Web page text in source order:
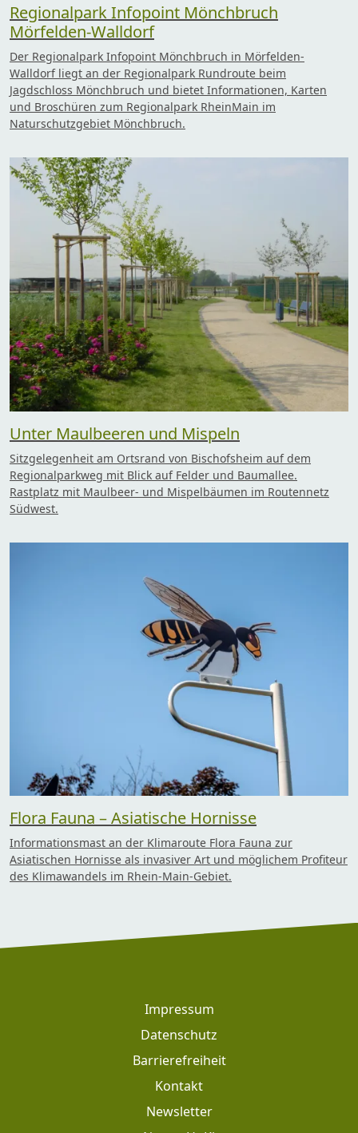
Regionalpark Infopoint Mönchbruch
Mörfelden-Walldorf
Der Regionalpark Infopoint Mönchbruch in Mörfelden-
Walldorf liegt an der Regionalpark Rundroute beim
Jagdschloss Mönchbruch und bietet Informationen, Karten
und Broschüren zum Regionalpark RheinMain im
Naturschutzgebiet Mönchbruch.
Unter Maulbeeren und Mispeln
Sitzgelegenheit am Ortsrand von Bischofsheim auf dem
Regionalparkweg mit Blick auf Felder und Baumallee.
Rastplatz mit Maulbeer- und Mispelbäumen im Routennetz
Südwest.
Flora Fauna – Asiatische Hornisse
Informationsmast an der Klimaroute Flora Fauna zur
Asiatischen Hornisse als invasiver Art und möglichem Profiteur
des Klimawandels im Rhein-Main-Gebiet.
Impressum
Datenschutz
Barrierefreiheit
Kontakt
Newsletter